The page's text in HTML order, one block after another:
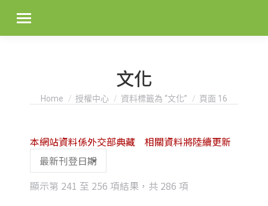
文化
You are here:
Home 授權中心 資料標籤為 “文化” 頁面 16
顯示第 241 至 256 項結果，共 286 項
本網站資料係外交部典藏 相關資料將陸續更新